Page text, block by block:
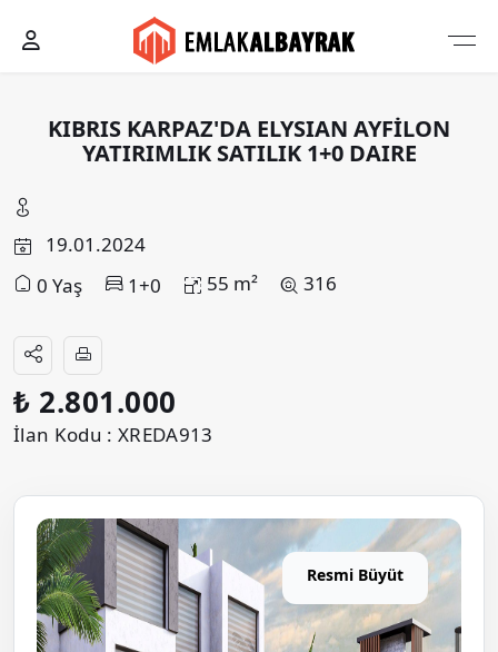
KIBRIS KARPAZ'DA ELYSIAN AYFİLON
YATIRIMLIK SATILIK 1+0 DAIRE
19.01.2024
0 Yaş
1+0 55 m² 316
₺ 2.801.000
İlan Kodu : XREDA913
Resmi Büyüt